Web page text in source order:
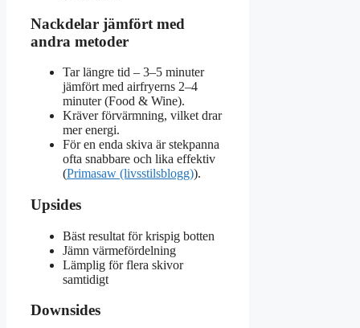
Nackdelar jämfört med
andra metoder
Tar längre tid – 3–5 minuter
jämfört med airfryerns 2–4
minuter (Food & Wine).
Kräver förvärmning, vilket drar
mer energi.
För en enda skiva är stekpanna
ofta snabbare och lika effektiv
(Primasaw (livsstilsblogg)).
Upsides
Bäst resultat för krispig botten
Jämn värmefördelning
Lämplig för flera skivor
samtidigt
Downsides